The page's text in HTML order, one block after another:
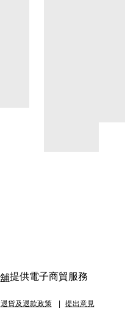
提供電子商貿服務
退貨及退款政策 提出意見